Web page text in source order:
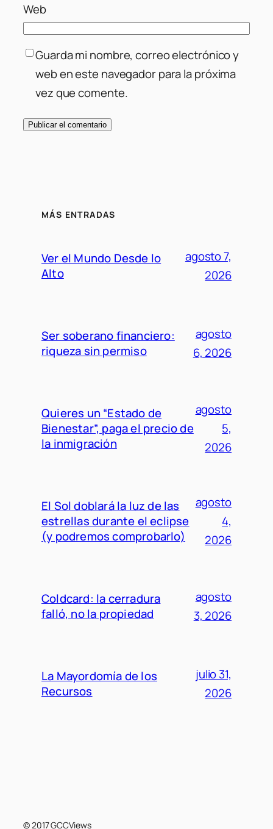
Web
Guarda mi nombre, correo electrónico y
web en este navegador para la próxima
vez que comente.
MÁS ENTRADAS
Ver el Mundo Desde lo
Alto
agosto 7,
2026
Ser soberano financiero:
riqueza sin permiso
agosto
6, 2026
Quieres un “Estado de
Bienestar”, paga el precio de
la inmigración
agosto
5,
2026
El Sol doblará la luz de las
estrellas durante el eclipse
(y podremos comprobarlo)
agosto
4,
2026
Coldcard: la cerradura
falló, no la propiedad
agosto
3, 2026
La Mayordomía de los
Recursos
julio 31,
2026
© 2017 GCCViews